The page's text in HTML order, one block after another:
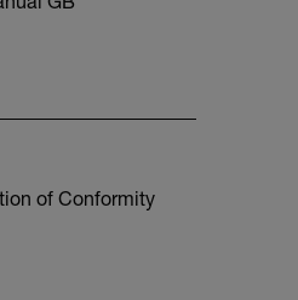
GB
of Conformity